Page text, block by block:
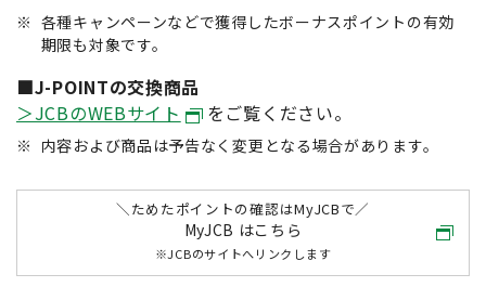
※ 各種キャンペーンなどで獲得したボーナスポイントの有効
期限も対象です。
■J-POINTの交換商品
＞JCBのWEBサイト
をご覧ください。
※ 内容および商品は予告なく変更となる場合があります。
＼ためたポイントの確認はMyJCBで／
MyJCB はこちら
※JCBのサイトへリンクします